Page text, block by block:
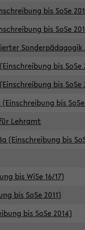
bis SoSe
bis SoSe
Sonderpädagogik
bis SoSe
bis SoSe
bis SoSe
Lehramt
(Einschreibung bis
bis WiSe 16/17)
bis SoSe 2011)
bis SoSe 2014)